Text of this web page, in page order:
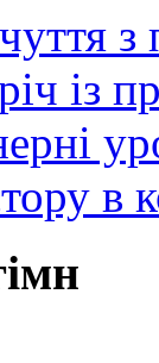
з
із